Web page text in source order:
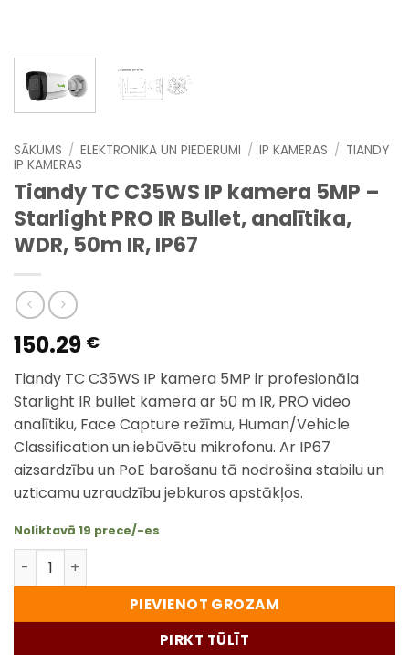
SĀKUMS / ELEKTRONIKA UN PIEDERUMI / IP KAMERAS / TIANDY
IP KAMERAS
Tiandy TC C35WS IP kamera 5MP –
Starlight PRO IR Bullet, analītika,
WDR, 50m IR, IP67
150.29 €
Tiandy TC C35WS IP kamera 5MP ir profesionāla
Starlight IR bullet kamera ar 50 m IR, PRO video
analītiku, Face Capture režīmu, Human/Vehicle
Classification un iebūvētu mikrofonu. Ar IP67
aizsardzību un PoE barošanu tā nodrošina stabilu un
uzticamu uzraudzību jebkuros apstākļos.
Noliktavā 19 prece/-es
Tiandy TC C35WS IP kamera 5MP – Starlight PRO IR
PIEVIENOT GROZAM
PIRKT TŪLĪT